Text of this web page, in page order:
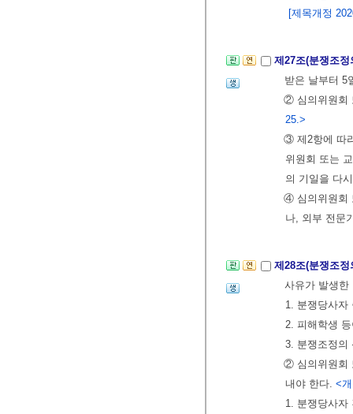
[제목개정
제27조(분쟁조
받은 날부터 5
② 심의위원회
25.>
③ 제2항에 따
위원회 또는
의 기일을 다
④ 심의위원회
나, 외부 전문
제28조(분쟁조
사유가 발생
1. 분쟁당사자
2. 피해학생
3. 분쟁조정의
② 심의위원회
내야 한다. <
1. 분쟁당사자